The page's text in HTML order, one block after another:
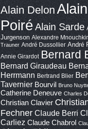
Alain DelonAlain
Poiré Alain Sarde
Jurgenson Alexandre
Trauner André Dussollier André
Annie Girardot Bernard
Bernard Giraudeau
Herrmann Bertrand Blier
Tavernier Bourvil Bruno
Catherine Deneuve Charles
Christian Clavier
Fechner Claude Berri
Carliez Claude Chabrol